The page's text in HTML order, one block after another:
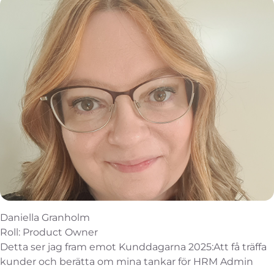
Daniella Granholm
Roll: Product Owner
Detta ser jag fram emot Kunddagarna 2025:Att få träffa
kunder och berätta om mina tankar för HRM Admin